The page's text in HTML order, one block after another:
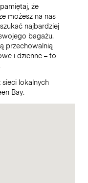
że
możesz na nas
najbardziej
bagażu.
przechowalnią
i dzienne – to
lokalnych
Bay.